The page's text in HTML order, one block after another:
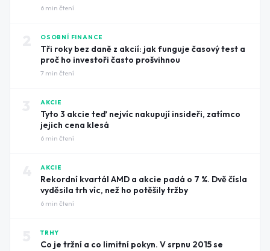
6 min čtení
OSOBNÍ FINANCE
Tři roky bez daně z akcií: jak funguje časový test a
proč ho investoři často prošvihnou
7 min čtení
AKCIE
Tyto 3 akcie teď nejvíc nakupují insideři, zatímco
jejich cena klesá
6 min čtení
AKCIE
Rekordní kvartál AMD a akcie padá o 7 %. Dvě čísla
vyděsila trh víc, než ho potěšily tržby
6 min čtení
TRHY
Co je tržní a co limitní pokyn. V srpnu 2015 se